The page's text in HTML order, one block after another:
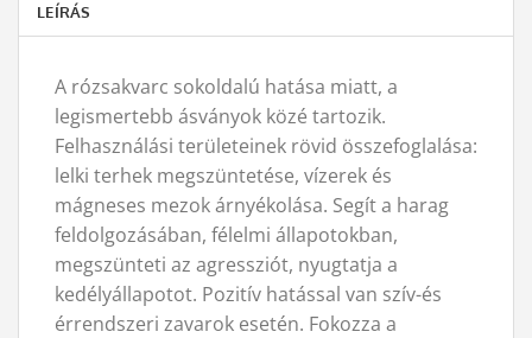
LEÍRÁS
A rózsakvarc sokoldalú hatása miatt, a
legismertebb ásványok közé tartozik.
Felhasználási területeinek rövid összefoglalása:
lelki terhek megszüntetése, vízerek és
mágneses mezok árnyékolása. Segít a harag
feldolgozásában, félelmi állapotokban,
megszünteti az agressziót, nyugtatja a
kedélyállapotot. Pozitív hatással van szív-és
érrendszeri zavarok esetén. Fokozza a